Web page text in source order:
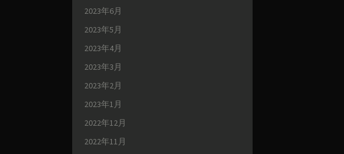
2023年6月
2023年5月
2023年4月
2023年3月
2023年2月
2023年1月
2022年12月
2022年11月